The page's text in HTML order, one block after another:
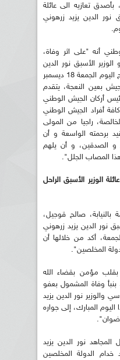
تعازيه الى عائلة
نور الدين يزيد زرهوني
أنه "على اثر وفاة،
الوزير الأسبق نور الدين
يزيد زرهوني، طيب الله ثراه، صباح اليوم الجمعة 18 ديسمبر
بعين النعجة، يتقدم
أركان الجيش الوطني
أفراد الجيش الوطني
راجيا من المولى
برحمته الواسعة و أن
و الصدقين، و أن يلهم
المصاب الجلل".
الوزير الأسبق الراحل
صالح قوجيل،
نور الدين يزيد زرهوني
أكد من خلالها أن
المخلصين".
بقلب مؤمن بقضاء الله
بنبأ وفاة المشمول بعفو
والوزير نور الدين يزيد
المبارك، إلى جواره
نور الدين يزيد
خدام الدولة المخلصين